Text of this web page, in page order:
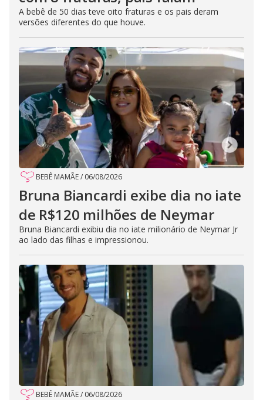
A bebê de 50 dias teve oito fraturas e os pais deram
versões diferentes do que houve.
BEBÊ MAMÃE/ 06/08/2026
Bruna Biancardi exibe dia no iate
de R$120 milhões de Neymar
Bruna Biancardi exibiu dia no iate milionário de Neymar Jr
ao lado das filhas e impressionou.
BEBÊ MAMÃE/ 06/08/2026